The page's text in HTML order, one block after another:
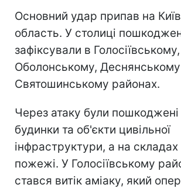
Основний удар припав на
область. У столиці
зафіксували в Голосіївському,
Оболонському, Деснянському
Святошинському районах.
Через атаку були пошкоджені
будинки та об'єкти цивільної
інфраструктури, а на
пожежі. У Голосіївському
стався витік аміаку, який